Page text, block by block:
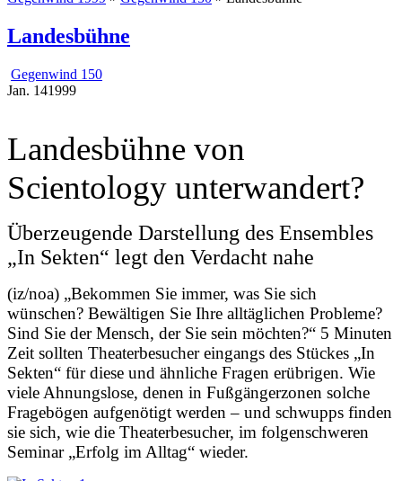
Landesbühne
Gegenwind 150
Jan. 141999
Landesbühne von
Scientology unterwandert?
Überzeugende Darstellung des Ensembles
„In Sekten“ legt den Verdacht nahe
(iz/noa) „Bekommen Sie immer, was Sie sich
wünschen? Bewältigen Sie Ihre alltäglichen Probleme?
Sind Sie der Mensch, der Sie sein möchten?“ 5 Minuten
Zeit sollten Theaterbesucher eingangs des Stückes „In
Sekten“ für diese und ähnliche Fragen erübrigen. Wie
viele Ahnungslose, denen in Fußgängerzonen solche
Fragebögen aufgenötigt werden – und schwupps finden
sie sich, wie die Theaterbesucher, im folgenschweren
Seminar „Erfolg im Alltag“ wieder.